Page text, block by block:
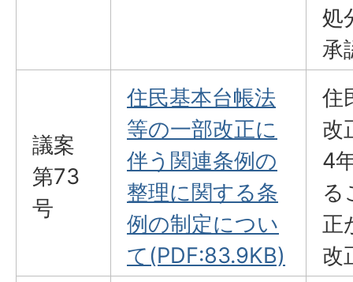
処
承
議案
第73
号
住民基本台帳法
等の一部改正に
伴う関連条例の
整理に関する条
例の制定につい
て(PDF:83.9KB)
住
改
4
る
正
改